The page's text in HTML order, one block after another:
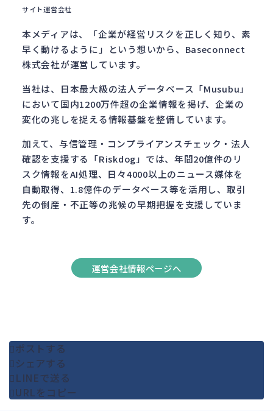
サイト運営会社
本メディアは、「企業が経営リスクを正しく知り、素
早く動けるように」という想いから、Baseconnect
株式会社が運営しています。
当社は、日本最大級の法人データベース「Musubu」
において国内1200万件超の企業情報を掲げ、企業の
変化の兆しを捉える情報基盤を整備しています。
加えて、与信管理・コンプライアンスチェック・法人
確認を支援する「Riskdog」では、年間20億件のリ
スク情報をAI処理、日々4000以上のニュース媒体を
自動取得、1.8億件のデータベース等を活用し、取引
先の倒産・不正等の兆候の早期把握を支援していま
す。
運営会社情報ページへ
ポストする
シェアする
LINEで送る
URLをコピー